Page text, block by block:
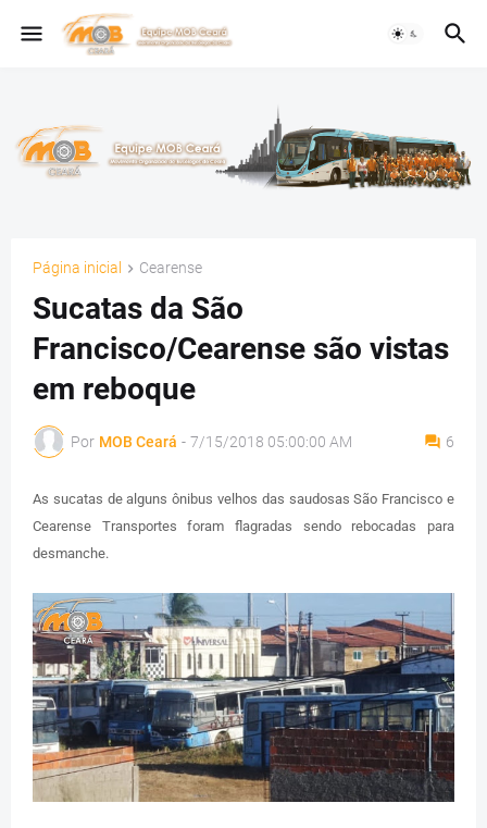
Página inicial Cearense
Sucatas da São
Francisco/Cearense são vistas
em reboque
Por MOB Ceará - 7/15/2018 05:00:00 AM 6
As sucatas de alguns ônibus velhos das saudosas São Francisco e
Cearense Transportes foram flagradas sendo rebocadas para
desmanche.